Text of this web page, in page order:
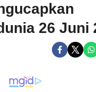
26 Juni